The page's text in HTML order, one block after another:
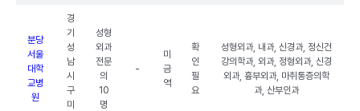
분당
서울
대학
교병
원
경
기
성
남
시
구
미
성형
외과
전문
의
10
명
-
미
금
역
확
인
필
요
성형외과, 내과, 신경과, 정신건
강의학과, 외과, 정형외과, 신경
외과, 흉부외과, 마취통증의학
과, 산부인과